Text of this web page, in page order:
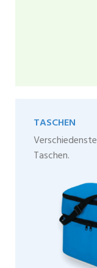
TASCHEN
Verschiedenste
Taschen.